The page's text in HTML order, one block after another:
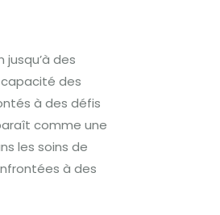
des
des
à des défis
comme une
les soins de
à des